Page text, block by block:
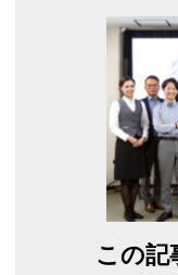
この記